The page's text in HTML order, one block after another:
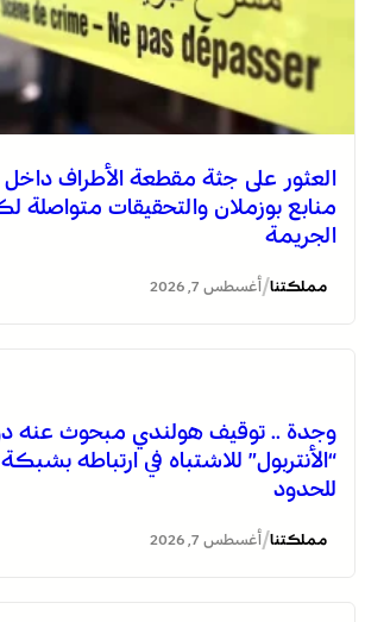
العثور على جثة مقطعة الأطراف
منابع بوزملان والتحقيقات
الجريمة
مملكتنا/ أغسطس 7, 2026
وجدة .. توقيف هولندي مبحوث عنه
“الأنتربول” للاشتباه في ارتباطه
للحدود
مملكتنا/ أغسطس 7, 2026
لسان الهدهد !